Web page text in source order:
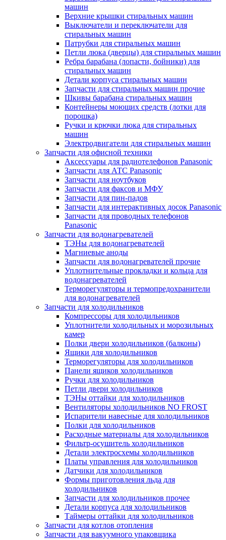
машин
Верхние крышки стиральных машин
Выключатели и переключатели для
стиральных машин
Патрубки для стиральных машин
Петли люка (дверцы) для стиральных машин
Ребра барабана (лопасти, бойники) для
стиральных машин
Детали корпуса стиральных машин
Запчасти для стиральных машин прочие
Шкивы барабана стиральных машин
Контейнеры моющих средств (лотки для
порошка)
Ручки и крючки люка для стиральных
машин
Электродвигатели для стиральных машин
Запчасти для офисной техники
Аксессуары для радиотелефонов Panasonic
Запчасти для АТС Panasonic
Запчасти для ноутбуков
Запчасти для факсов и МФУ
Запчасти для пин-падов
Запчасти для интерактивных досок Panasonic
Запчасти для проводных телефонов
Panasonic
Запчасти для водонагревателей
ТЭНы для водонагревателей
Магниевые аноды
Запчасти для водонагревателей прочие
Уплотнительные прокладки и кольца для
водонагревателей
Терморегуляторы и термопредохранители
для водонагревателей
Запчасти для холодильников
Компрессоры для холодильников
Уплотнители холодильных и морозильных
камер
Полки двери холодильников (балконы)
Ящики для холодильников
Терморегуляторы для холодильников
Панели ящиков холодильников
Ручки для холодильников
Петли двери холодильников
ТЭНы оттайки для холодильников
Вентиляторы холодильников NO FROST
Испарители навесные для холодильников
Полки для холодильников
Расходные материалы для холодильников
Фильтр-осушитель холодильников
Детали электросхемы холодильников
Платы управления для холодильников
Датчики для холодильников
Формы приготовления льда для
холодильников
Запчасти для холодильников прочее
Детали корпуса для холодильников
Таймеры оттайки для холодильников
Запчасти для котлов отопления
Запчасти для вакуумного упаковщика